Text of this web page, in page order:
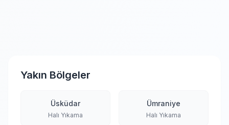
Yakın Bölgeler
Üsküdar
Halı Yıkama
Ümraniye
Halı Yıkama